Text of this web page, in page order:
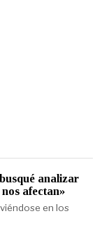
analizar
afectan»
en los